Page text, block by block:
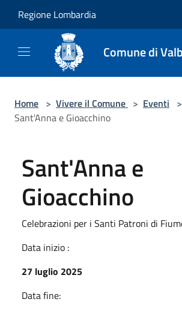
Regione Lombardia
Comune di
Home > Vivere il Comune > Eventi >
Sant'Anna e Gioacchino
Sant'Anna e
Gioacchino
Celebrazioni per i Santi Patroni di
Data inizio :
27 luglio 2025
Data fine: